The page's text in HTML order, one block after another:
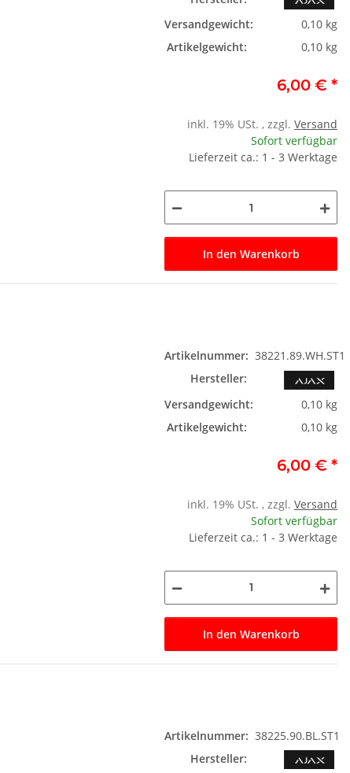
Versandgewicht:
0,10 kg
Artikelgewicht:
0,10 kg
6,00 € *
inkl. 19% USt. , zzgl. Versand
Sofort verfügbar
Lieferzeit ca.: 1 - 3 Werktage
In den Warenkorb
Artikelnummer: 38221.89.WH.ST1
Hersteller:
Versandgewicht:
0,10 kg
Artikelgewicht:
0,10 kg
6,00 € *
inkl. 19% USt. , zzgl. Versand
Sofort verfügbar
Lieferzeit ca.: 1 - 3 Werktage
In den Warenkorb
Artikelnummer: 38225.90.BL.ST1
Hersteller: